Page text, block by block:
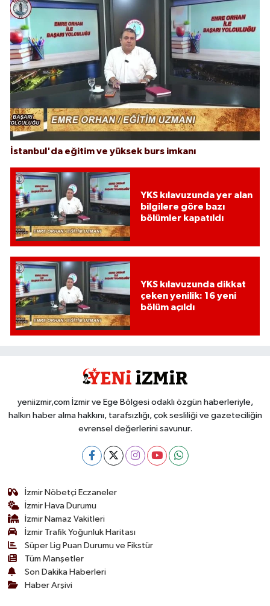
İstanbul'da eğitim ve yüksek burs imkanı
YKS kılavuzunda yer alan
bilgilere göre bazı
bölümler kapatıldı
YKS kılavuzunda dikkat
çeken yenilik: 16 yeni
bölüm açıldı
yeniizmir,com İzmir ve Ege Bölgesi odaklı özgün haberleriyle,
halkın haber alma hakkını, tarafsızlığı, çok sesliliği ve gazeteciliğin
evrensel değerlerini savunur.
İzmir Nöbetçi Eczaneler
İzmir Hava Durumu
İzmir Namaz Vakitleri
İzmir Trafik Yoğunluk Haritası
Süper Lig Puan Durumu ve Fikstür
Tüm Manşetler
Son Dakika Haberleri
Haber Arşivi